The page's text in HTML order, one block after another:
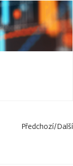
Předchozí/Další